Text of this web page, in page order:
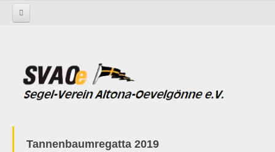
Tannenbaumregatta 2019